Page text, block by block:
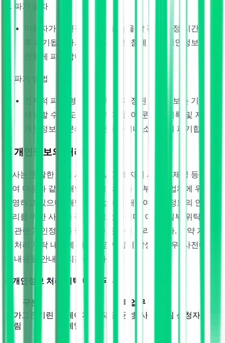
파기 절차
이용자가 개인정보 탈퇴 요청을 할 경우 일정 시간 보관
후 파기됩니다. 회사는 내부 방침에 따라 개인정보를 안
전하게 파기합니다.
파기 방법
전자적 파일 형태로 기록 및 저장된 개인정보는 기록을
재생할 수 없도록 파기하며, 종이 문서에 기록 및 저장된
개인정보는 분쇄기로 분쇄하거나 소각하여 파기합니다.
6. 개인정보의 처리 위탁
회사는 원활한 게임 서비스 및 고객 지원 서비스 제공 등을 위
하여 다음과 같이 개인정보의 처리를 외부 전문업체에 위탁,
운영하고 있으며, 해당 수탁업체에 대하여 개인정보의 안전한
관리를 위한 사항을 규정하고 있습니다. 이 중, 일부 위탁 업무
는 관련 개인정보를 국외로 이전하여 처리됩니다. 만약 개인정
보 처리 위탁 내역에 대한 변경사항이 발생할 경우, 사전에 관
련 내용을 안내 드리겠습니다.
1. 개인정보 처리 위탁 내역(국내)
구분
위탁업무 내용
내가그린기린
그림
홈페이지 제작 및 운영, 사전 알림 신청자 대상
이메일 발송